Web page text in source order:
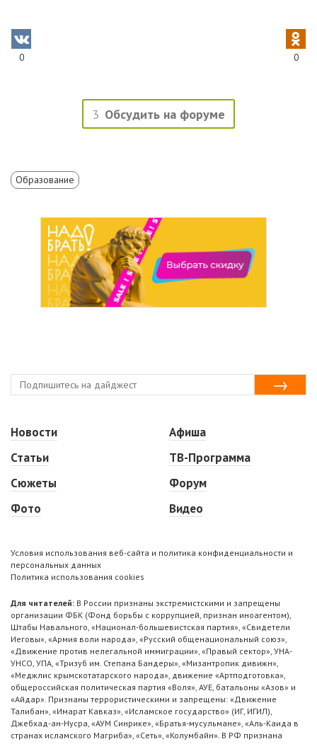
0 0
3 Обсудить на форуме
Образование
Новости
Статьи
Сюжеты
Фото
Афиша
ТВ-Программа
Форум
Видео
Условия использования веб-сайта и политика конфиденциальности и
персональных данных
Политика использования cookies
Для читателей: В России признаны экстремистскими и запрещены
организации ФБК (Фонд борьбы с коррупцией, признан иноагентом),
Штабы Навального, «Национал-большевистская партия», «Свидетели
Иеговы», «Армия воли народа», «Русский общенациональный союз»,
«Движение против нелегальной иммиграции», «Правый сектор», УНА-
УНСО, УПА, «Тризуб им. Степана Бандеры», «Мизантропик дивижн»,
«Меджлис крымскотатарского народа», движение «Артподготовка»,
общероссийская политическая партия «Воля», АУЕ, батальоны «Азов» и
«Айдар». Признаны террористическими и запрещены: «Движение
Талибан», «Имарат Кавказ», «Исламское государство» (ИГ, ИГИЛ),
Джебхад-ан-Нусра, «АУМ Синрике», «Братья-мусульмане», «Аль-Каида в
странах исламского Магриба», «Сеть», «Колумбайн». В РФ признана